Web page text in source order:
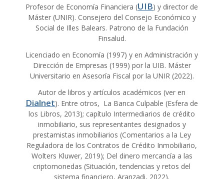
Profesor de Economía Financiera (UIB) y director de
Máster (UNIR). Consejero del Consejo Económico y
Social de Illes Balears. Patrono de la Fundación
Finsalud.
Licenciado en Economía (1997) y en Administración y
Dirección de Empresas (1999) por la UIB. Máster
Universitario en Asesoría Fiscal por la UNIR (2022).
Autor de libros y artículos académicos (ver en
Dialnet). Entre otros, La Banca Culpable (Esfera de
los Libros, 2013); capítulo Intermediarios de crédito
inmobiliario, sus representantes designados y
prestamistas inmobiliarios (Comentarios a la Ley
Reguladora de los Contratos de Crédito Inmobiliario,
Wolters Kluwer, 2019); Del dinero mercancía a las
criptomonedas (Situación, tendencias y retos del
sistema financiero, Aranzadi, 2022).